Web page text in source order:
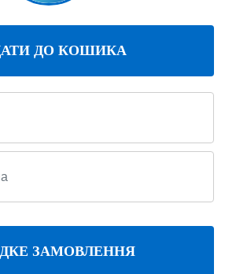
ДО КОШИКА
ЗАМОВЛЕННЯ